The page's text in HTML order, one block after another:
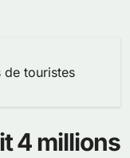
de touristes
4 millions